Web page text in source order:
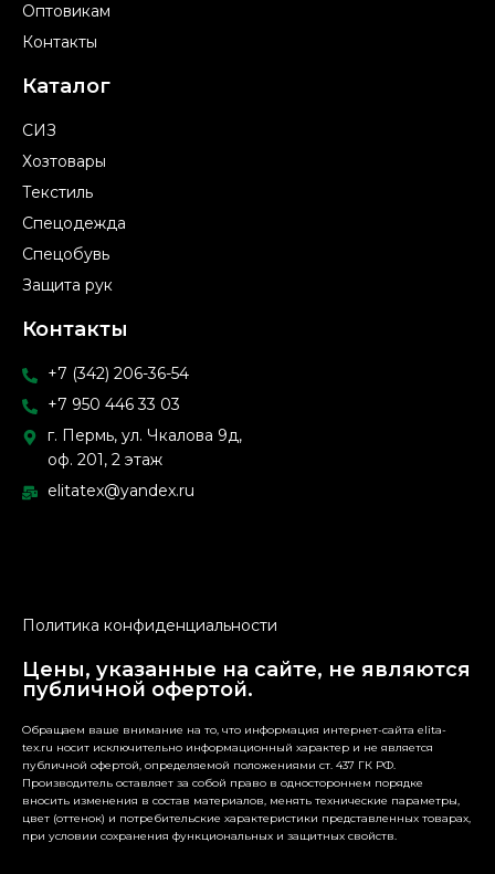
Оптовикам
Контакты
Каталог
СИЗ
Хозтовары
Текстиль
Спецодежда
Спецобувь
Защита рук
Контакты
+7 (342) 206-36-54
+7 950 446 33 03
г. Пермь, ул. Чкалова 9д,
оф. 201, 2 этаж
elitatex@yandex.ru
Политика конфиденциальности
Цены, указанные на сайте, не являются
публичной офертой.
Обращаем ваше внимание на то, что информация интернет-сайта elita-
tex.ru носит исключительно информационный характер и не является
публичной офертой, определяемой положениями ст. 437 ГК РФ.
Производитель оставляет за собой право в одностороннем порядке
вносить изменения в состав материалов, менять технические параметры,
цвет (оттенок) и потребительские характеристики представленных товарах,
при условии сохранения функциональных и защитных свойств.